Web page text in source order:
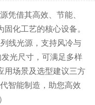
借其高效、节能、
化工艺的核心设备。
线光源，支持风冷与
光尺寸，可满足多样
用场景及选型建议三方
智能制造，助您高效
）